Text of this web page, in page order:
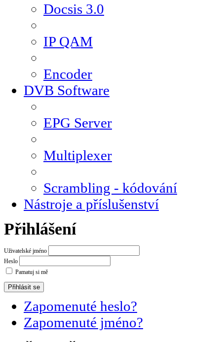
Docsis 3.0
IP QAM
Encoder
DVB Software
EPG Server
Multiplexer
Scrambling - kódování
Nástroje a příslušenství
Přihlášení
Uživatelské jméno
Heslo
Pamatuj si mě
Zapomenuté heslo?
Zapomenuté jméno?